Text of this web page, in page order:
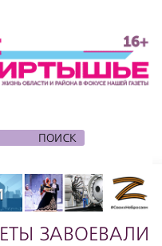
ЗАВОЕВАЛИ